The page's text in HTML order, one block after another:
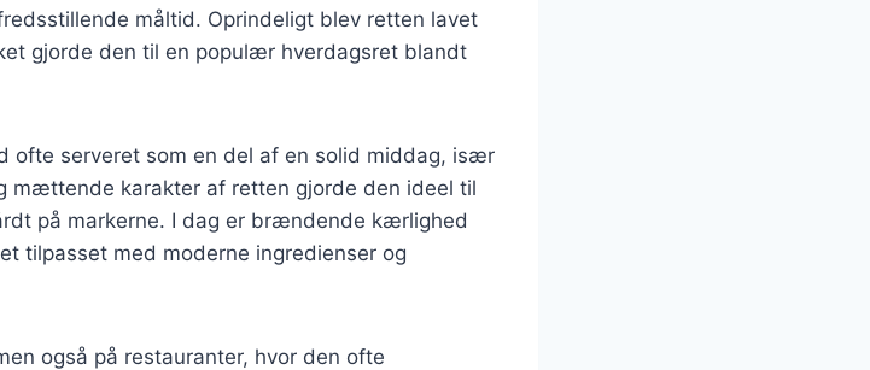
måltid. Oprindeligt blev retten lavet
gjorde den til en populær hverdagsret blandt
serveret som en del af en solid middag, især
mættende karakter af retten gjorde den ideel til
på markerne. I dag er brændende kærlighed
tilpasset med moderne ingredienser og
også på restauranter, hvor den ofte